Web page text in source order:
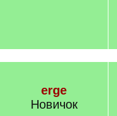
erge
Новичок